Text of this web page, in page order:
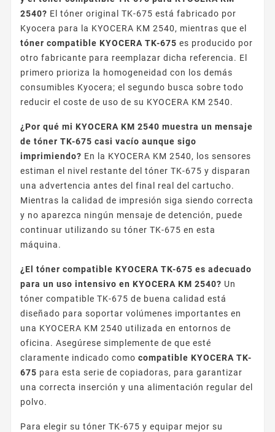
2540? El tóner original TK-675 está fabricado por
Kyocera para la KYOCERA KM 2540, mientras que el
tóner compatible KYOCERA TK-675 es producido por
otro fabricante para reemplazar dicha referencia. El
primero prioriza la homogeneidad con los demás
consumibles Kyocera; el segundo busca sobre todo
reducir el coste de uso de su KYOCERA KM 2540.
¿Por qué mi KYOCERA KM 2540 muestra un mensaje
de tóner TK-675 casi vacío aunque sigo
imprimiendo? En la KYOCERA KM 2540, los sensores
estiman el nivel restante del tóner TK-675 y disparan
una advertencia antes del final real del cartucho.
Mientras la calidad de impresión siga siendo correcta
y no aparezca ningún mensaje de detención, puede
continuar utilizando su tóner TK-675 en esta
máquina.
¿El tóner compatible KYOCERA TK-675 es adecuado
para un uso intensivo en KYOCERA KM 2540? Un
tóner compatible TK-675 de buena calidad está
diseñado para soportar volúmenes importantes en
una KYOCERA KM 2540 utilizada en entornos de
oficina. Asegúrese simplemente de que esté
claramente indicado como compatible KYOCERA TK-
675 para esta serie de copiadoras, para garantizar
una correcta inserción y una alimentación regular del
polvo.
Para elegir su tóner TK-675 y equipar mejor su